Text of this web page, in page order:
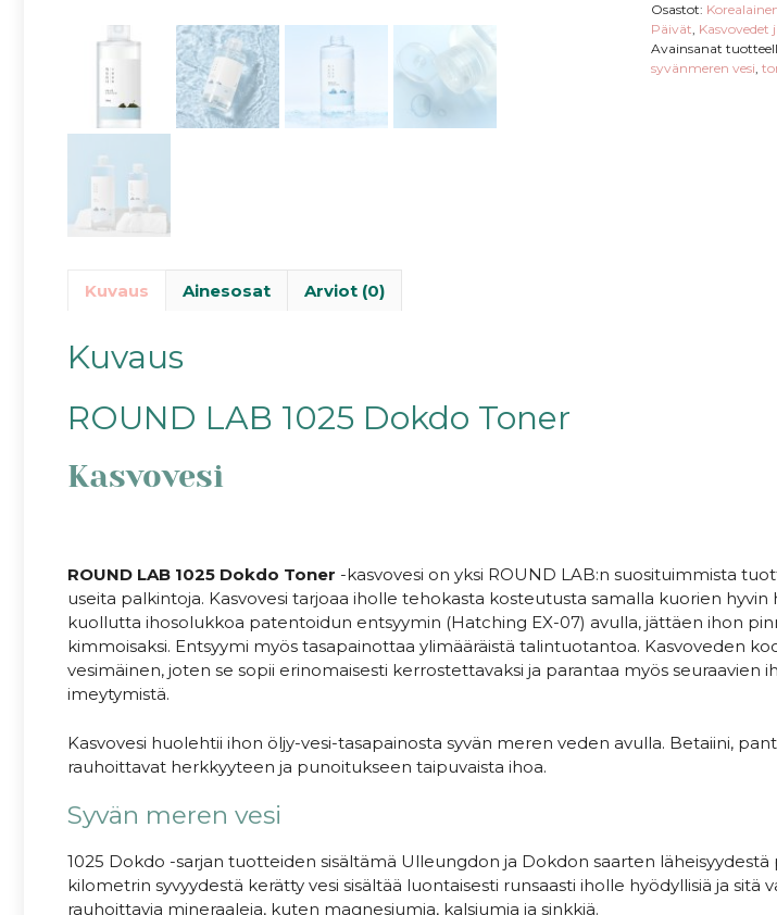
Osastot:
Päivät, Kasvovedet
Avainsanat
syvänmeren vesi,
Kuvaus Ainesosat Arviot (0)
Kuvaus
ROUND LAB 1025 Dokdo Toner
Kasvovesi
ROUND LAB 1025 Dokdo Toner -kasvovesi on yksi ROUND LAB:n suosituimmista
useita palkintoja. Kasvovesi tarjoaa iholle tehokasta kosteutusta samalla kuorien hyvin
kuollutta ihosolukkoa patentoidun entsyymin (Hatching EX-07) avulla, jättäen ihon
kimmoisaksi. Entsyymi myös tasapainottaa ylimääräistä talintuotantoa. Kasvoveden
vesimäinen, joten se sopii erinomaisesti kerrostettavaksi ja parantaa myös seuraavien
imeytymistä.
Kasvovesi huolehtii ihon öljy-vesi-tasapainosta syvän meren veden avulla. Betaiini,
rauhoittavat herkkyyteen ja punoitukseen taipuvaista ihoa.
Syvän meren vesi
1025 Dokdo -sarjan tuotteiden sisältämä Ulleungdon ja Dokdon saarten läheisyydestä
kilometrin syvyydestä kerätty vesi sisältää luontaisesti runsaasti iholle hyödyllisiä ja sitä
rauhoittavia mineraaleja, kuten magnesiumia, kalsiumia ja sinkkiä.